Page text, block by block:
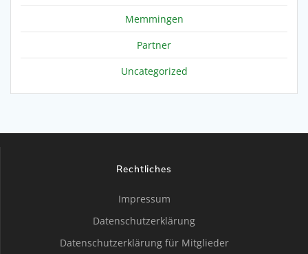
Memmingen
Partner
Uncategorized
Rechtliches
Impressum
Datenschutzerklärung
Datenschutzerklärung für Mitglieder